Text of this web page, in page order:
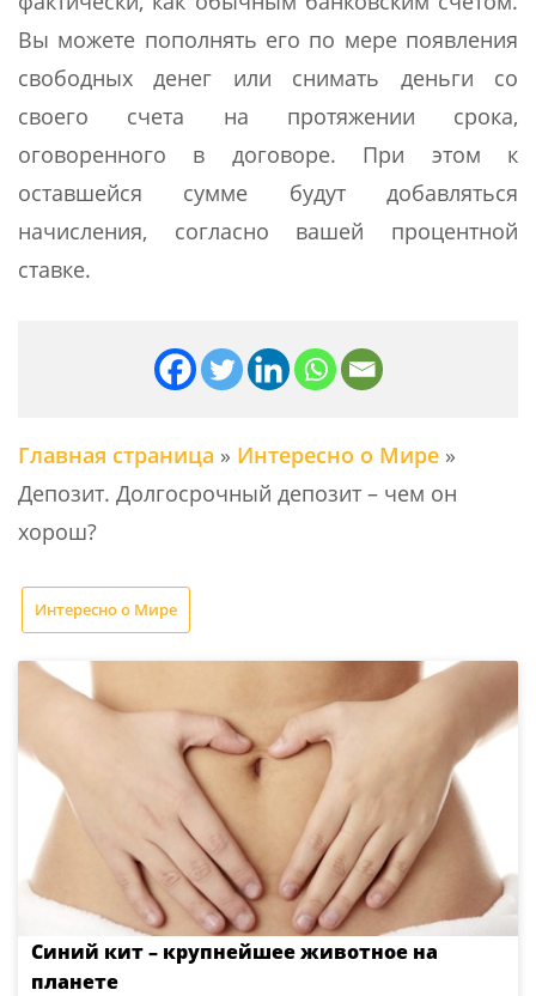
Вы можете пополнять его по мере появления
свободных денег или снимать деньги со
своего счета на протяжении срока,
оговоренного в договоре. При этом к
оставшейся сумме будут добавляться
начисления, согласно вашей процентной
ставке.
Главная страница » Интересно о Мире »
Депозит. Долгосрочный депозит – чем он
хорош?
Интересно о Мире
Синий кит – крупнейшее животное на
планете